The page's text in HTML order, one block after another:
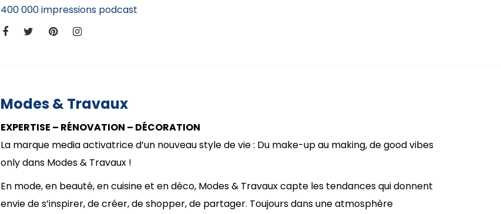
400 000 impressions podcast
Modes & Travaux
EXPERTISE – RÉNOVATION – DÉCORATION
La marque media activatrice d’un nouveau style de vie : Du make-up au making, de good vibes
only dans Modes & Travaux !
En mode, en beauté, en cuisine et en déco, Modes & Travaux capte les tendances qui donnent
envie de s’inspirer, de créer, de shopper, de partager. Toujours dans une atmosphère